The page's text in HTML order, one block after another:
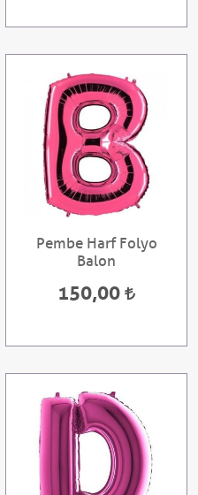
Pembe Harf Folyo
Balon
150,00